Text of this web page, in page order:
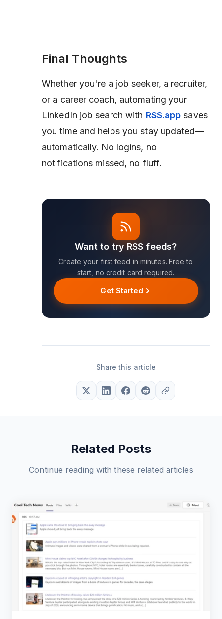
Final Thoughts
Whether you're a job seeker, a recruiter,
or a career coach, automating your
LinkedIn job search with RSS.app saves
you time and helps you stay updated—
automatically. No logins, no
notifications missed, no fluff.
Want to try RSS feeds?
Create your first feed in minutes. Free to
start, no credit card required.
Get Started
Share this article
Related Posts
Continue reading with these related articles